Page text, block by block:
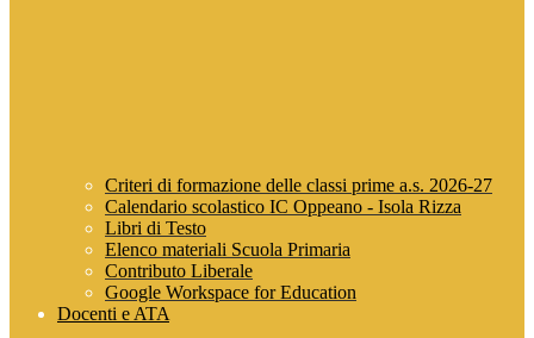
Criteri di formazione delle classi prime a.s. 2026-27
Calendario scolastico IC Oppeano - Isola Rizza
Libri di Testo
Elenco materiali Scuola Primaria
Contributo Liberale
Google Workspace for Education
Docenti e ATA